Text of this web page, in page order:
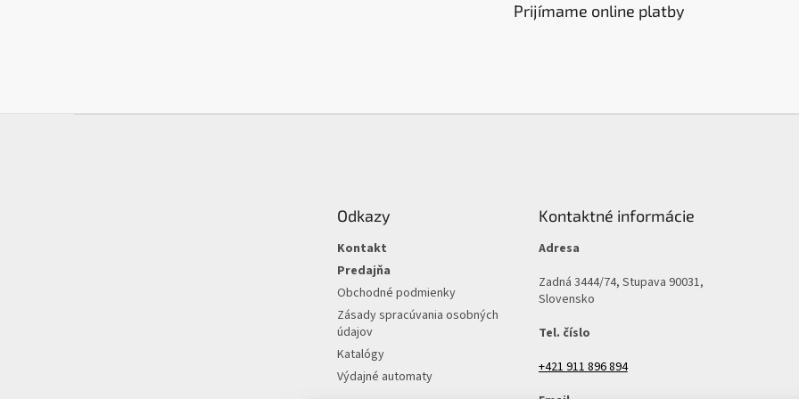
Prijímame online platby
Odkazy
Kontakt
Predajňa
Obchodné podmienky
Zásady spracúvania osobných
údajov
Katalógy
Výdajné automaty
Kontaktné informácie
Adresa
Zadná 3444/74, Stupava 90031,
Slovensko
Tel. číslo
+421 911 896 894